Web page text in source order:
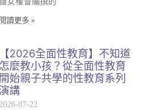
閱讀更多 »
【2026全面性教育】不知道
怎麼教小孩？從全面性教育
開始親子共學的性教育系列
演講
07-22